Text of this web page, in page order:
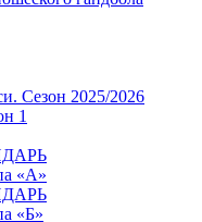
Сезон 2025/2026
1
«А»
«Б»